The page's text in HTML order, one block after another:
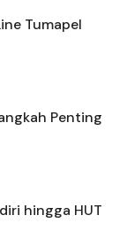
Tumapel
Penting
hingga HUT